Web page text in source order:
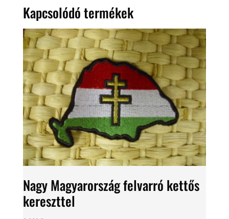
Kapcsolódó termékek
Nagy Magyarország felvarró kettős
kereszttel